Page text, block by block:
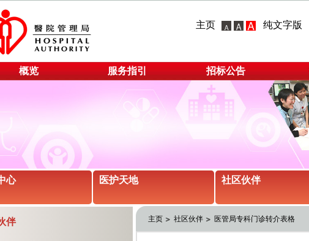
主页 纯文字版
概览 服务指引 招标公告
心 医护天地 社区伙伴
伴 主页 社区伙伴 医管局专科门诊转介表格